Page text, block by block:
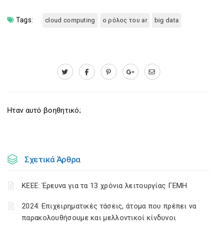
Tags: cloud computing ο ρόλος του ar big data
Ηταν αυτό βοηθητικό;
Σχετικά Άρθρα
ΚΕΕΕ: Έρευνα για τα 13 χρόνια λειτουργίας ΓΕΜΗ
2024: Επιχειρηματικές τάσεις, άτομα που πρέπει να
παρακολουθήσουμε και μελλοντικοί κίνδυνοι